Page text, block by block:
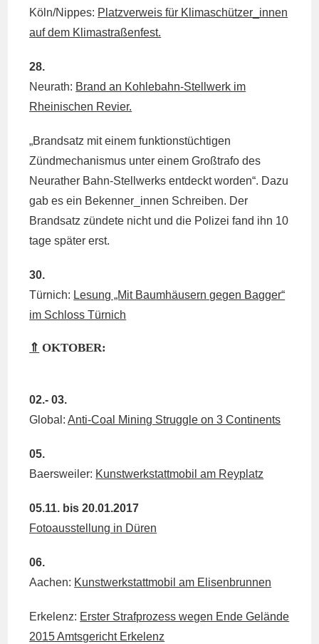
Köln/Nippes: Platzverweis für Klimaschützer_innen
auf dem Klimastraßenfest.
28.
Neurath: Brand an Kohlebahn-Stellwerk im
Rheinischen Revier.
„Brandsatz mit einem funktionstüchtigen
Zündmechanismus unter einem Großtrafo des
Neurather Bahn-Stellwerks entdeckt worden“. Dazu
gab es ein Bekenner_innen Schreiben. Der
Brandsatz zündete nicht und die Polizei fand ihn 10
tage später erst.
30.
Türnich: Lesung „Mit Baumhäusern gegen Bagger“
im Schloss Türnich
⇑ OKTOBER:
02.- 03.
Global:Anti-Coal Mining Struggle on 3 Continents
05.
Baersweiler: Kunstwerkstattmobil am Reyplatz
05.11. bis 20.01.2017
Fotoausstellung in Düren
06.
Aachen: Kunstwerkstattmobil am Elisenbrunnen
Erkelenz: Erster Strafprozess wegen Ende Gelände
2015 Amtsgericht Erkelenz